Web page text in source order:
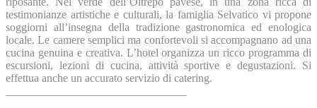
testimonianze artistiche e culturali, la famiglia Selvatico vi propone
soggiorni all’insegna della tradizione gastronomica ed enologica
locale. Le camere semplici ma confortevoli si accompagnano ad una
cucina genuina e creativa. L’hotel organizza un ricco programma di
escursioni, lezioni di cucina, attività sportive e degustazioni. Si
effettua anche un accurato servizio di catering.